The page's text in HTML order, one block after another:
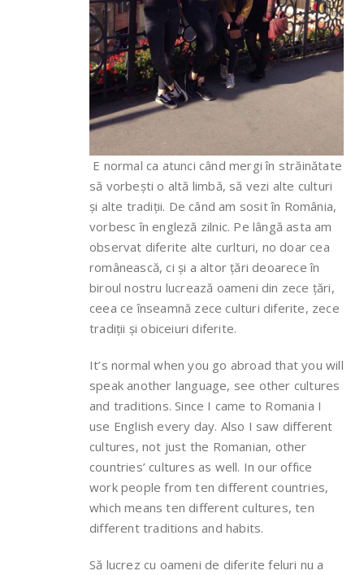
E normal ca atunci când mergi în străinătate
să vorbești o altă limbă, să vezi alte culturi
și alte tradiții. De când am sosit în România,
vorbesc în engleză zilnic. Pe lângă asta am
observat diferite alte curlturi, no doar cea
românească, ci și a altor țări deoarece în
biroul nostru lucrează oameni din zece țări,
ceea ce înseamnă zece culturi diferite, zece
tradiții și obiceiuri diferite.
It’s normal when you go abroad that you will
speak another language, see other cultures
and traditions. Since I came to Romania I
use English every day. Also I saw different
cultures, not just the Romanian, other
countries’ cultures as well. In our office
work people from ten different countries,
which means ten different cultures, ten
different traditions and habits.
Să lucrez cu oameni de diferite feluri nu a